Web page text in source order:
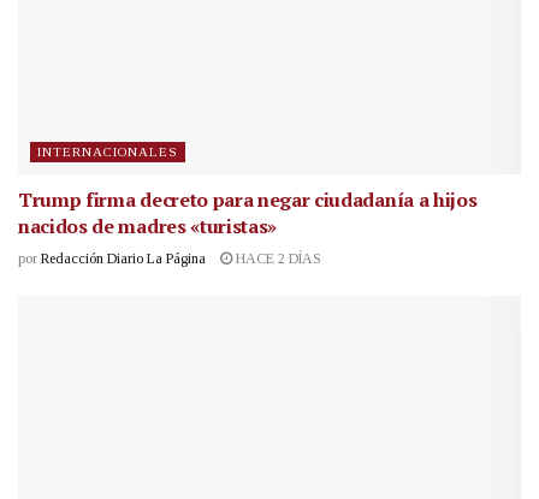
INTERNACIONALES
Trump firma decreto para negar ciudadanía a hijos
nacidos de madres «turistas»
por Redacción Diario La Página HACE 2 DÍAS